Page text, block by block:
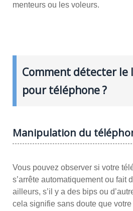
menteurs ou les voleurs.
Comment détecter le
pour téléphone ?
Manipulation du
Vous pouvez observer si votre
s’arrête automatiquement ou fait
ailleurs, s’il y a des bips ou
cela signifie sans doute que